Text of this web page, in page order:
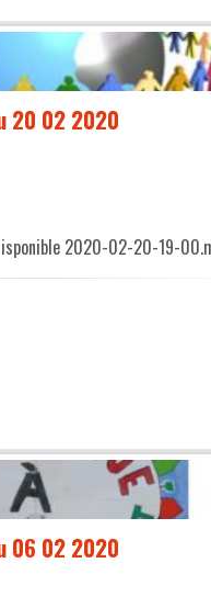
20 02 2020
2020-02-20-19-
06 02 2020